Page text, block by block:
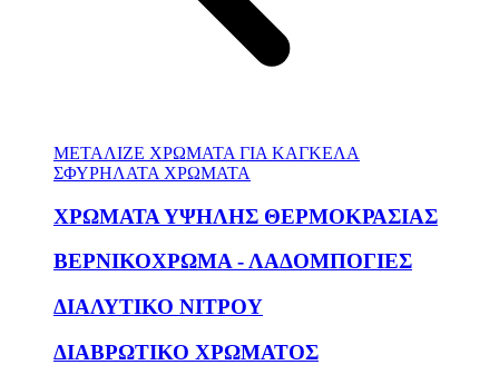
ΜΕΤΑΛΙΖΕ ΧΡΩΜΑΤΑ ΓΙΑ ΚΑΓΚΕΛΑ
ΣΦΥΡΗΛΑΤΑ ΧΡΩΜΑΤΑ
ΧΡΩΜΑΤΑ ΥΨΗΛΗΣ ΘΕΡΜΟΚΡΑΣΙΑΣ
ΒΕΡΝΙΚΟΧΡΩΜΑ - ΛΑΔΟΜΠΟΓΙΕΣ
ΔΙΑΛΥΤΙΚΟ ΝΙΤΡΟΥ
ΔΙΑΒΡΩΤΙΚΟ ΧΡΩΜΑΤΟΣ